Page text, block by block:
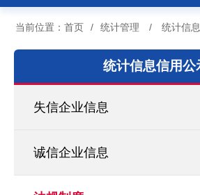
当前位置： 首页 / 统计管理 / 统计信
统计信息信用公
失信企业信息
诚信企业信息